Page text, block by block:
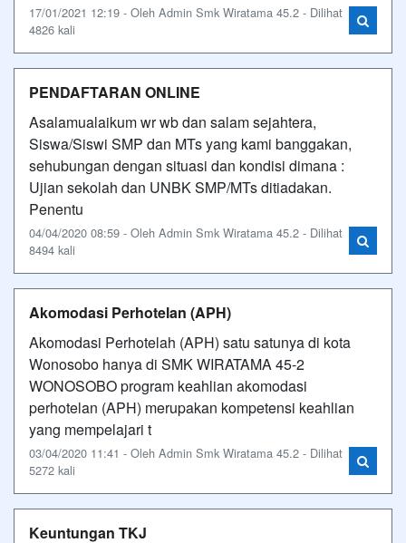
17/01/2021 12:19 - Oleh Admin Smk Wiratama 45.2 - Dilihat
4826 kali
PENDAFTARAN ONLINE
Asalamualaikum wr wb dan salam sejahtera,
Siswa/Siswi SMP dan MTs yang kami banggakan,
sehubungan dengan situasi dan kondisi dimana :
Ujian sekolah dan UNBK SMP/MTs ditiadakan.
Penentu
04/04/2020 08:59 - Oleh Admin Smk Wiratama 45.2 - Dilihat
8494 kali
Akomodasi Perhotelan (APH)
Akomodasi Perhotelah (APH) satu satunya di kota
Wonosobo hanya di SMK WIRATAMA 45-2
WONOSOBO program keahlian akomodasi
perhotelan (APH) merupakan kompetensi keahlian
yang mempelajari t
03/04/2020 11:41 - Oleh Admin Smk Wiratama 45.2 - Dilihat
5272 kali
Keuntungan TKJ